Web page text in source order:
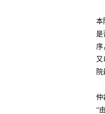
本
是
序
仲
“